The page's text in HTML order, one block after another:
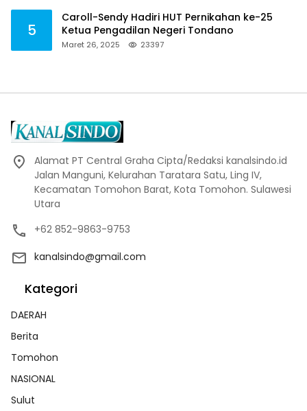
5
Caroll-Sendy Hadiri HUT Pernikahan ke-25
Ketua Pengadilan Negeri Tondano
Maret 26, 2025 23397
Alamat PT Central Graha Cipta/Redaksi kanalsindo.id
Jalan Manguni, Kelurahan Taratara Satu, Ling IV,
Kecamatan Tomohon Barat, Kota Tomohon. Sulawesi
Utara
+62 852-9863-9753
kanalsindo@gmail.com
Kategori
DAERAH
Berita
Tomohon
NASIONAL
Sulut